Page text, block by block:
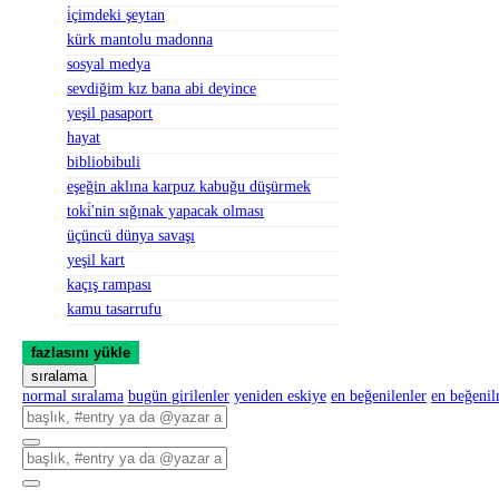
i̇çimdeki şeytan
kürk mantolu madonna
sosyal medya
sevdiğim kız bana abi deyince
yeşil pasaport
hayat
bibliobibuli
eşeğin aklına karpuz kabuğu düşürmek
toki̇'nin sığınak yapacak olması
üçüncü dünya savaşı
yeşil kart
kaçış rampası
kamu tasarrufu
fazlasını yükle
sıralama
normal sıralama bugün girilenler yeniden eskiye en beğenilenler en